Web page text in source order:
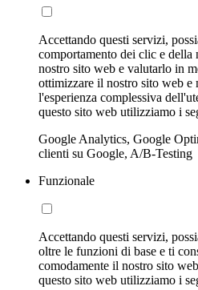
Accettando questi servizi,
comportamento dei clic e
nostro sito web e valutarlo in
ottimizzare il nostro sito web e
l'esperienza complessiva
questo sito web utilizziamo i
Google Analytics, Google
clienti su Google, A/B-Testing
Funzionale
Accettando questi servizi,
oltre le funzioni di base e ti
comodamente il nostro sito
questo sito web utilizziamo i